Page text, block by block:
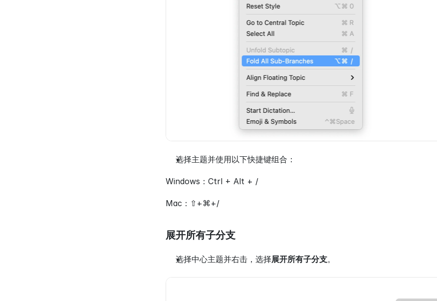
选择主题并使用以下快捷键组合：
Windows：Ctrl + Alt + /
Mac：⇧+⌘+/
展开所有子分支
选择中心主题并右击，选择展开所有子分支。